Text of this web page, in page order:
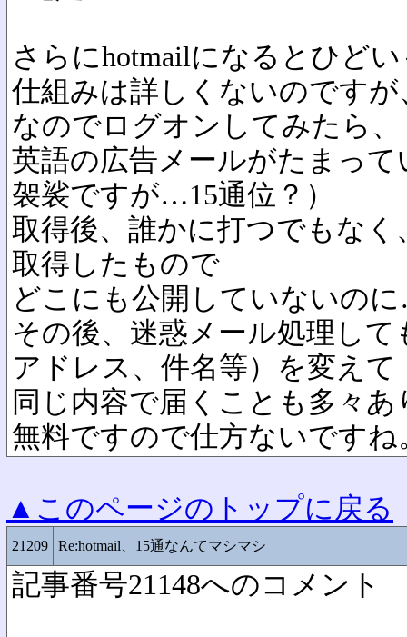
さらにhotmailになるとひど
仕組みは詳しくないのです
なのでログオンしてみたら、
英語の広告メールがたまっ
袈裟ですが…15通位？）
取得後、誰かに打つでもな
取得したもので
どこにも公開していないの
その後、迷惑メール処理し
アドレス、件名等）を変えて
同じ内容で届くことも多々
無料ですので仕方ないですね
▲このページのトップに戻る
21209 Re:hotmail、15通なんてマシマシ
記事番号21148へのコメント